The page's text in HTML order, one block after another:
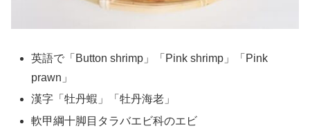
英語で「Button shrimp」「Pink shrimp」「Pink
prawn」
漢字「牡丹蝦」「牡丹海老」
軟甲綱十脚目タラバエビ科のエビ